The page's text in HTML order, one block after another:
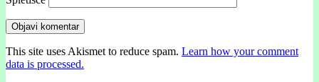
This site uses Akismet to reduce spam. Learn how your comment
data is processed.